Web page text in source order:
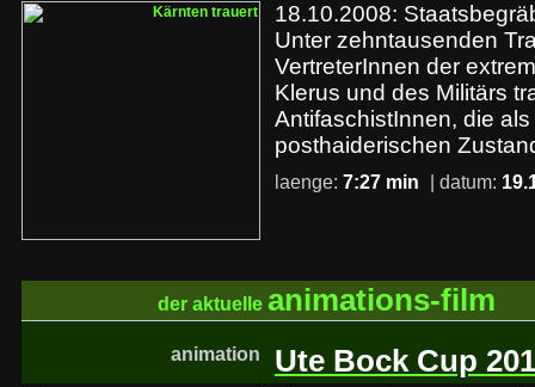
18.10.2008:
Unter zehntausenden
VertreterInnen der
Klerus und des Militärs
AntifaschistInnen, die
posthaiderischen
laenge: 7:27 min | datum:
der aktuelle animations-film
animation Ute Bock Cup